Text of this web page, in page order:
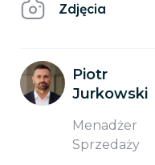
Zdjęcia
Piotr
Jurkowski
Menadżer
Sprzedaży